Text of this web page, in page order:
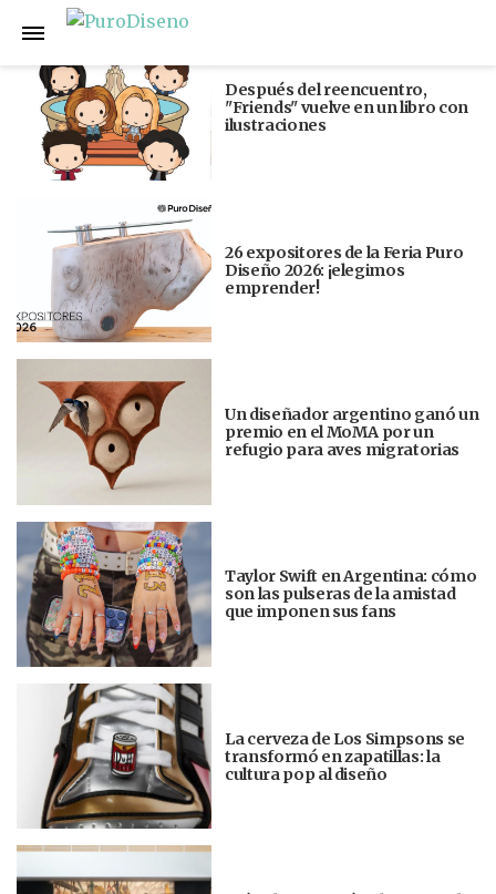
Anterior
Después del reencuentro,
"Friends" vuelve en un libro con
ilustraciones
26 expositores de la Feria Puro
Diseño 2026: ¡elegimos
emprender!
Un diseñador argentino ganó un
premio en el MoMA por un
refugio para aves migratorias
Taylor Swift en Argentina: cómo
son las pulseras de la amistad
que imponen sus fans
La cerveza de Los Simpsons se
transformó en zapatillas: la
cultura pop al diseño
Siguiente